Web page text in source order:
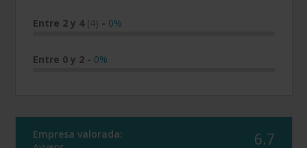
Entre 2 y 4 (4) - 0%
Entre 0 y 2 - 0%
Empresa valorada:
6.7